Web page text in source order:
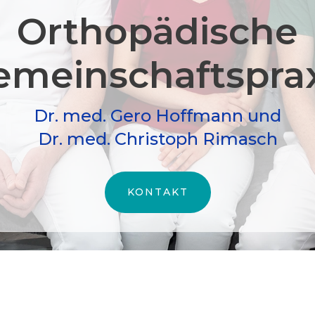
Orthopädische
Dr. med. Gero Hoffmann und
Dr. med. Christoph Rimasch
KONTAKT